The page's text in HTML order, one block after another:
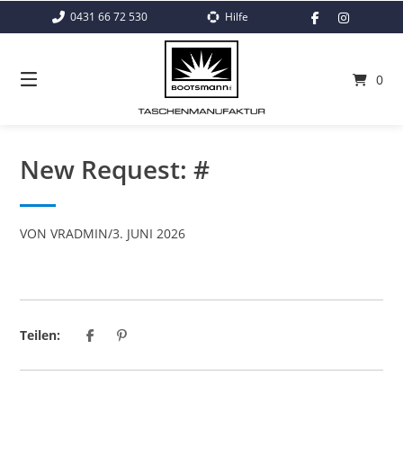
0431 66 72 530 Hilfe
0
New Request: #
VONVRADMIN/3. JUNI 2026
Teilen: